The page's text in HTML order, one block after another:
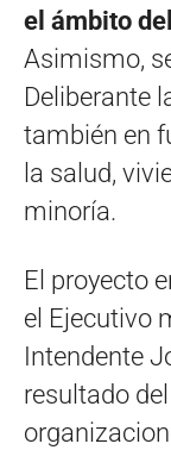
el ámbito
Asimismo,
Deliberante
también en
la salud,
minoría.
El proyecto
el Ejecutivo
Intendente
resultado